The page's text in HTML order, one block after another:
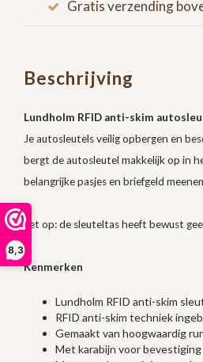
8,3
Gratis verzending
Beschrijving
Lundholm RFID anti-skim
Je autosleutels veilig opbergen en
bergt de autosleutel makkelijk op in
belangrijke pasjes en briefgeld
Let op: de sleuteltas heeft bewust
Kenmerken
Lundholm RFID anti-skim
RFID anti-skim techniek
Gemaakt van hoogwaardig
Met karabijn voor bevestiging